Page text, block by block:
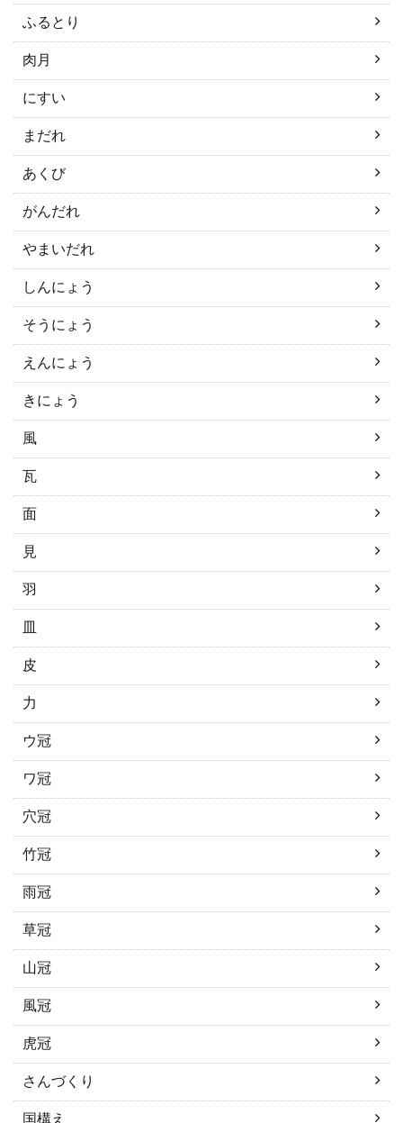
ふるとり
肉月
にすい
まだれ
あくび
がんだれ
やまいだれ
しんにょう
そうにょう
えんにょう
きにょう
風
瓦
面
見
羽
皿
皮
力
ウ冠
ワ冠
穴冠
竹冠
雨冠
草冠
山冠
風冠
虎冠
さんづくり
国構え